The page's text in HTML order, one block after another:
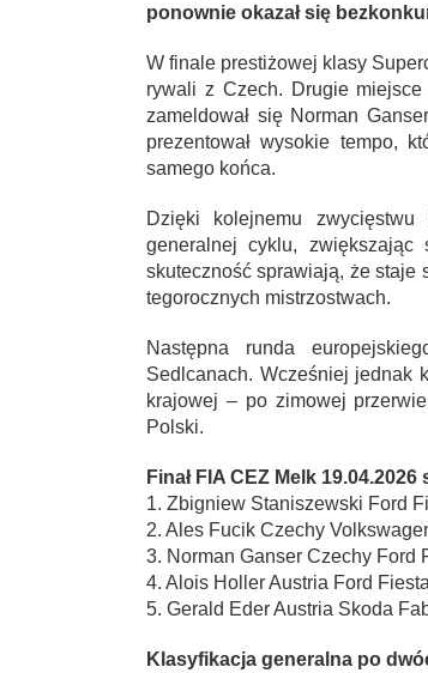
ponownie okazał się
W finale prestiżowej klasy
rywali z Czech. Drugie
zameldował się Norman
prezentował wysokie tempo,
samego końca.
Dzięki kolejnemu
generalnej cyklu,
skuteczność sprawiają, że staje
tegorocznych mistrzostwach.
Następna runda
Sedlcanach. Wcześniej jednak
krajowej – po zimowej
Polski.
Finał FIA CEZ Melk
1. Zbigniew Staniszewski Ford
2. Ales Fucik Czechy
3. Norman Ganser Czechy Ford
4. Alois Holler Austria Ford
5. Gerald Eder Austria Skoda
Klasyfikacja generalna po